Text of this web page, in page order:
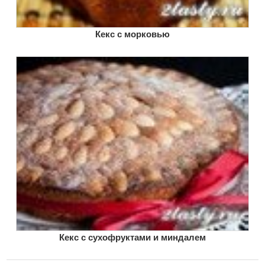
Кекс с морковью
Кекс с сухофруктами и миндалем